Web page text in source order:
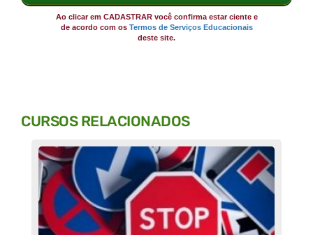
Ao clicar em CADASTRAR você confirma estar ciente e
de acordo com os Termos de Serviços Educacionais
deste site.
CURSOS RELACIONADOS